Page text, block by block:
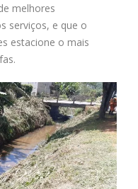
melhores
serviços, e que o
estacione o mais